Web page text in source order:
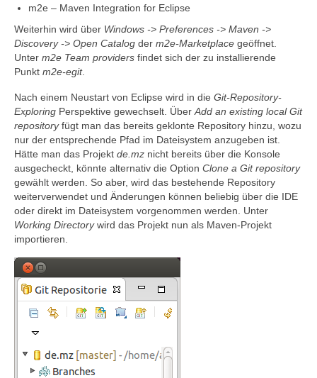
m2e – Maven Integration for Eclipse
Weiterhin wird über Windows -> Preferences -> Maven ->
Discovery -> Open Catalog der m2e-Marketplace geöffnet.
Unter m2e Team providers findet sich der zu installierende
Punkt m2e-egit.
Nach einem Neustart von Eclipse wird in die Git-Repository-
Exploring Perspektive gewechselt. ÜberAdd an existing local Git
repositoryfügt man das bereits geklonte Repository hinzu, wozu
nur der entsprechende Pfad im Dateisystem anzugeben ist.
Hätte man das Projekt de.mz nicht bereits über die Konsole
ausgecheckt, könnte alternativ die Option Clone a Git repository
gewählt werden. So aber, wird das bestehende Repository
weiterverwendet und Änderungen können beliebig über die IDE
oder direkt im Dateisystem vorgenommen werden. Unter
Working Directorywird das Projekt nun als Maven-Projekt
importieren.